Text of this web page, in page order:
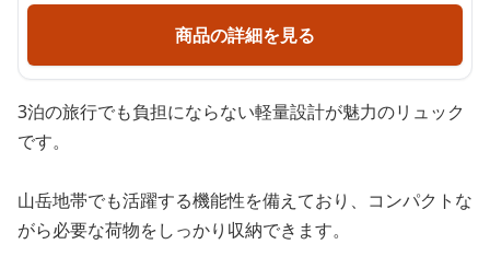
商品の詳細を見る
3泊の旅行でも負担にならない軽量設計が魅力のリュック
です。
山岳地帯でも活躍する機能性を備えており、コンパクトな
がら必要な荷物をしっかり収納できます。